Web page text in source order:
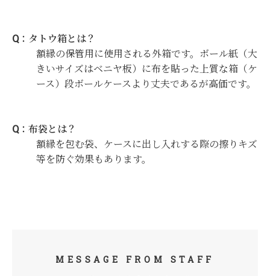
Q：タトウ箱とは？
額縁の保管用に使用される外箱です。ボール紙（大
きいサイズはベニヤ板）に布を貼った上質な箱（ケ
ース）段ボールケースより丈夫であるが高価です。
Q：布袋とは？
額縁を包む袋、ケースに出し入れする際の擦りキズ
等を防ぐ効果もあります。
MESSAGE FROM STAFF